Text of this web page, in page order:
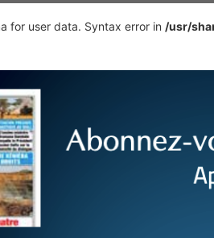
for user data. Syntax error in /usr/